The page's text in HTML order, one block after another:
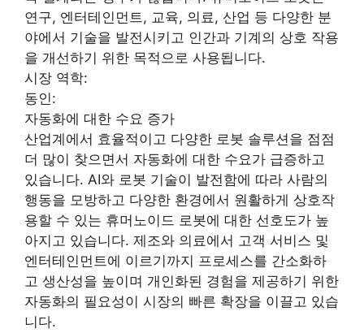
연구, 엔터테인먼트, 교육, 의료, 산업 등 다양한 분
야에서 기술을 발전시키고 인간과 기계의 상호 작용
을 개선하기 위한 목적으로 사용됩니다.
시장 역학:
동인:
자동화에 대한 수요 증가
산업계에서 효율적이고 다양한 로봇 솔루션을 점점
더 많이 찾으면서 자동화에 대한 수요가 급증하고
있습니다. AI와 로봇 기술이 발전함에 따라 사람의
행동을 모방하고 다양한 환경에서 원활하게 상호작
용할 수 있는 휴머노이드 로봇에 대한 선호도가 높
아지고 있습니다. 제조와 의료에서 고객 서비스 및
엔터테인먼트에 이르기까지 프로세스를 간소화하
고 생산성을 높이며 개인화된 경험을 제공하기 위한
자동화의 필요성이 시장의 빠른 확장을 이끌고 있습
니다.